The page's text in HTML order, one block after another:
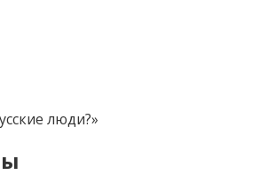
люди?»